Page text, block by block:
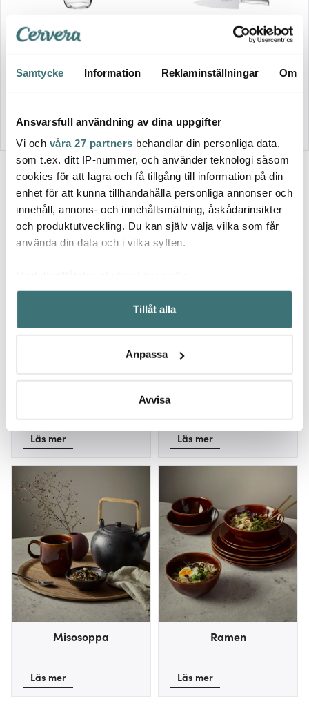
Samtycke Information Reklaminställningar Om
Ansvarsfull användning av dina uppgifter
Vi och våra 27 partners behandlar din personliga data,
som t.ex. ditt IP-nummer, och använder teknologi såsom
cookies för att lagra och få tillgång till information på din
enhet för att kunna tillhandahålla personliga annonser och
innehåll, annons- och innehållsmätning, åskådarinsikter
och produktutveckling. Du kan själv välja vilka som får
använda din data och i vilka syften.
Samla in information om din geografiska plats som
kan ha en noggrannhet på upp till flera meter
Identifiera din enhet genom att aktivt skanna den för
Ta reda på mer om hur dina personliga uppgifter
Du kan ändra eller dra tillbaka ditt samtycke när som
Vi använder cookies för att innehållet och annonserna
gör också att vi kan analysera vår trafik och göra
hemsidan ännu bättre. Du bestämmer själv vilka cookies
som du vill dela med dig av.
Tillåt alla
Anpassa
Avvisa
Kilner
Fler recept från det asiatiska köket
Läs mer
maki
Läs mer
Misosoppa
Läs mer
Ramen
Läs mer